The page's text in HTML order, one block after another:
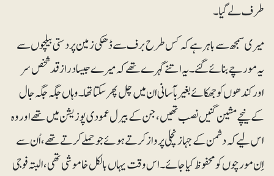
طرف لے گیا۔
میری سمجھ سے باہر ہے کہ کس طرح برف سے ڈھکی زمین پر دستی بیلچوں سے
یہ مورچے بنائے گئے۔ یہ اتنے گہرے تھے کہ میرے جیسا درازقد شخص سر
اور کندھوں کو جھکائے بغیر بآسانی ان میں چل پھر سکتا تھا۔ وہاں جگہ جگہ جال
کے نیچے مشین گنیں نصب تھیں، جن کے بیرل عمودی پوزیشن میں تھے اور وہ
اس لیے کہ دشمن کے جہاز نچلی پرواز کرتے ہوئے جو حملے کرتے تھے، اُن سے
اِن مورچوں کو محفوظ کیا جائے۔ اس وقت یہاں بالکل خاموشی تھی، البتہ فوجی